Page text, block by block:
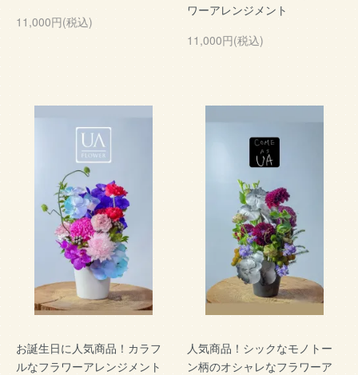
11,000円(税込)
ワーアレンジメント
11,000円(税込)
お誕生日に人気商品！カラフ
ルなフラワーアレンジメント
人気商品！シックなモノトー
ン柄のオシャレなフラワーア